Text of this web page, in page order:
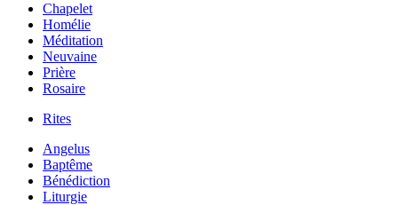
Chapelet
Homélie
Méditation
Neuvaine
Prière
Rosaire
Rites
Angelus
Baptême
Bénédiction
Liturgie